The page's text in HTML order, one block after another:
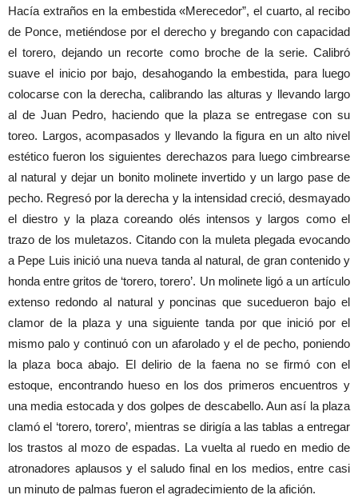
Hacía extraños en la embestida «Merecedor”, el cuarto, al recibo
de Ponce, metiéndose por el derecho y bregando con capacidad
el torero, dejando un recorte como broche de la serie. Calibró
suave el inicio por bajo, desahogando la embestida, para luego
colocarse con la derecha, calibrando las alturas y llevando largo
al de Juan Pedro, haciendo que la plaza se entregase con su
toreo. Largos, acompasados y llevando la figura en un alto nivel
estético fueron los siguientes derechazos para luego cimbrearse
al natural y dejar un bonito molinete invertido y un largo pase de
pecho. Regresó por la derecha y la intensidad creció, desmayado
el diestro y la plaza coreando olés intensos y largos como el
trazo de los muletazos. Citando con la muleta plegada evocando
a Pepe Luis inició una nueva tanda al natural, de gran contenido y
honda entre gritos de ‘torero, torero’. Un molinete ligó a un artículo
extenso redondo al natural y poncinas que sucedueron bajo el
clamor de la plaza y una siguiente tanda por que inició por el
mismo palo y continuó con un afarolado y el de pecho, poniendo
la plaza boca abajo. El delirio de la faena no se firmó con el
estoque, encontrando hueso en los dos primeros encuentros y
una media estocada y dos golpes de descabello. Aun así la plaza
clamó el ‘torero, torero’, mientras se dirigía a las tablas a entregar
los trastos al mozo de espadas. La vuelta al ruedo en medio de
atronadores aplausos y el saludo final en los medios, entre casi
un minuto de palmas fueron el agradecimiento de la afición.